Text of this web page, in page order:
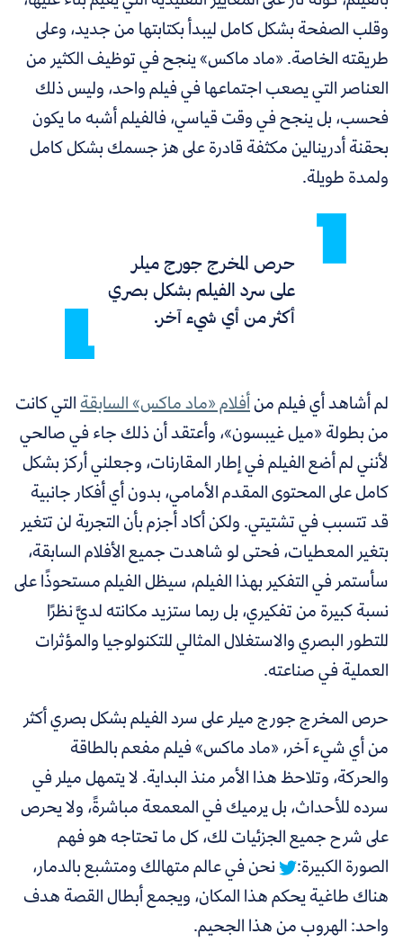
وقلب الصفحة بشكل كامل ليبدأ بكتابتها من جديد، وعلى
طريقته الخاصة. «ماد ماكس» ينجح في توظيف الكثير من
العناصر التي يصعب اجتماعها في فيلم واحد، وليس ذلك
فحسب، بل ينجح في وقت قياسي، فالفيلم أشبه ما يكون
بحقنة أدرينالين مكثفة قادرة على هز جسمك بشكل كامل
ولمدة طويلة.
حرص المخرج جورج ميلر
على سرد الفيلم بشكل بصري
أكثر من أي شيء آخر.
لم أشاهد أي فيلم منأفلام «ماد ماكس» السابقةالتي كانت
من بطولة «ميل غيبسون»، وأعتقد أن ذلك جاء في صالحي
لأنني لم أضع الفيلم في إطار المقارنات، وجعلني أركز بشكل
كامل على المحتوى المقدم الأمامي، بدون أي أفكار جانبية
قد تتسبب في تشتيتي. ولكن أكاد أجزم بأن التجربة لن تتغير
بتغير المعطيات، فحتى لو شاهدت جميع الأفلام السابقة،
سأستمر في التفكير بهذا الفيلم، سيظل الفيلم مستحوذًا على
نسبة كبيرة من تفكيري، بل ربما ستزيد مكانته لديَّ نظرًا
للتطور البصري والاستغلال المثالي للتكنولوجيا والمؤثرات
العملية في صناعته.
حرص المخرج جورج ميلر على سرد الفيلم بشكل بصري أكثر
من أي شيء آخر، «ماد ماكس» فيلم مفعم بالطاقة
والحركة، وتلاحظ هذا الأمر منذ البداية.لا يتمهل ميلر في
سرده للأحداث، بل يرميك في المعمعة مباشرةً، ولا يحرص
على شرح جميع الجزئيات لك، كل ما تحتاجه هو فهم
الصورة الكبيرة:
نحن في عالم متهالك ومتشبع بالدمار،
هناك طاغية يحكم هذا المكان، ويجمع أبطال القصة هدف
واحد: الهروب من هذا الجحيم.